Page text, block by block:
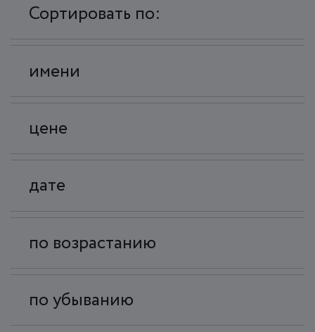
Сортировать по:
имени
цене
дате
по возрастанию
по убыванию